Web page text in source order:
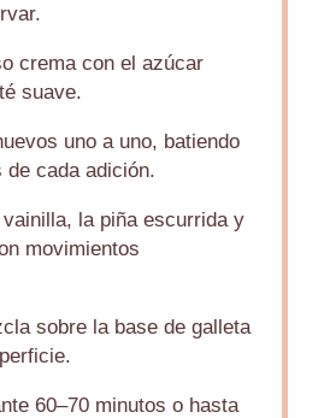
crema con el azúcar
suave.
uno a uno, batiendo
de cada adición.
la piña escurrida y
movimientos
sobre la base de galleta
60–70 minutos o hasta